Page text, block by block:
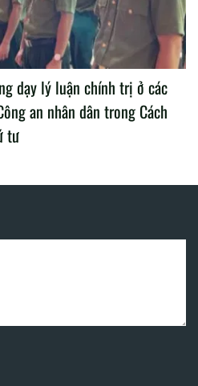
dạy lý luận chính trị ở các
an nhân dân trong Cách
tư